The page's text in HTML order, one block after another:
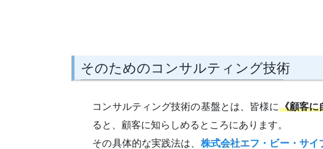
そのためのコンサルティング技術
コンサルティング技術の基盤とは、皆様に《顧客に
ると、顧客に知らしめるところにあります。
その具体的な実践法は、 株式会社エフ・ビー・サイ